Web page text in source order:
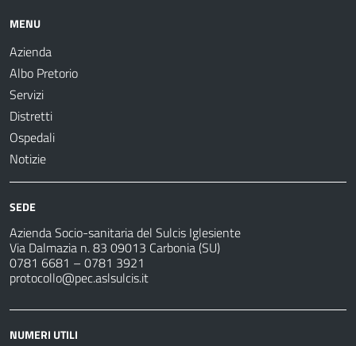
MENU
Azienda
Albo Pretorio
Servizi
Distretti
Ospedali
Notizie
SEDE
Azienda Socio-sanitaria del Sulcis Iglesiente
Via Dalmazia n. 83 09013 Carbonia (SU)
0781 6681 – 0781 3921
protocollo@pec.aslsulcis.it
NUMERI UTILI